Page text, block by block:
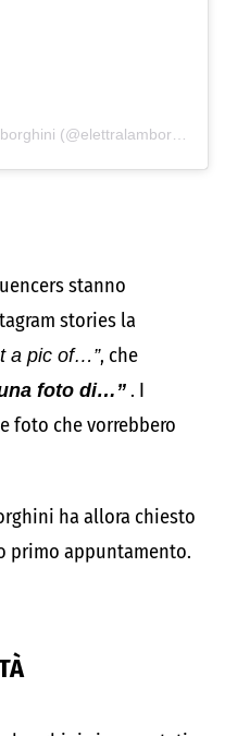
stanno
stories la
a pic of…”, che
foto di…”. I
foto che vorrebbero
ha allora chiesto
primo appuntamento.